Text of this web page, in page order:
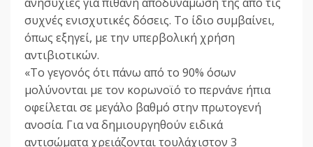
ανησυχίες για πιθανή αποδυνάμωσή της από τις
συχνές ενισχυτικές δόσεις. Το ίδιο συμβαίνει,
όπως εξηγεί, με την υπερβολική χρήση
αντιβιοτικών.
«Το γεγονός ότι πάνω από το 90% όσων
μολύνονται με τον κορωνοϊό το περνάνε ήπια
οφείλεται σε μεγάλο βαθμό στην πρωτογενή
ανοσία. Για να δημιουργηθούν ειδικά
αντισώματα χρειάζονται τουλάχιστον 3